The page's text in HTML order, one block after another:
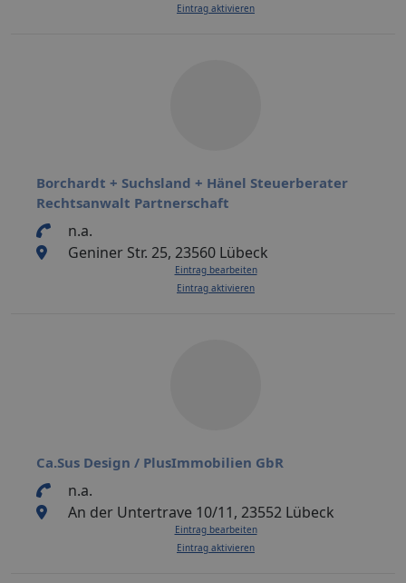
Eintrag aktivieren
Borchardt + Suchsland + Hänel Steuerberater
Rechtsanwalt Partnerschaft
n.a.
Geniner Str. 25, 23560 Lübeck
Eintrag bearbeiten
Eintrag aktivieren
Ca.Sus Design / PlusImmobilien GbR
n.a.
An der Untertrave 10/11, 23552 Lübeck
Eintrag bearbeiten
Eintrag aktivieren